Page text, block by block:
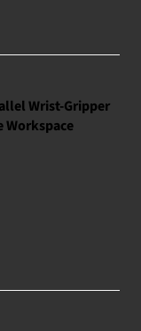
Wrist-Gripper
Workspace